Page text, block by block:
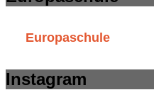
Europaschule
Instagram